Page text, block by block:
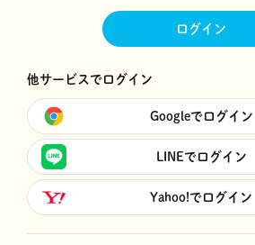
ログイン
他サービスでログイン
Googleでログイン
LINEでログイン
Yahoo!でログイン